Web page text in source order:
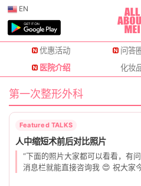
EN
优惠活动 问答
医院介绍
化妆
第一次整形外科
“下面的照片大家都可以看看，有
消息栏就能直接咨询我 😍 祝大家